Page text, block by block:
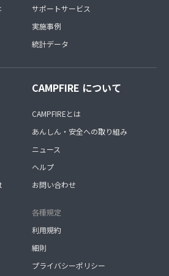
サポートサービス
実施事例
統計データ
CAMPFIRE について
CAMPFIREとは
あんしん・安全への取り組み
ニュース
ヘルプ
お問い合わせ
各種規定
利用規約
細則
プライバシーポリシー